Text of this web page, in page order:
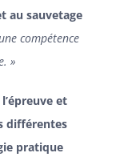
au sauvetage
compétence
»
et
différentes
pratique